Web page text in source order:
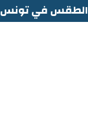
الطقس في تونس